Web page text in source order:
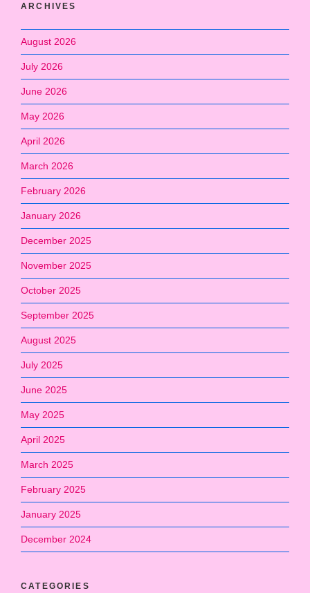
ARCHIVES
August 2026
July 2026
June 2026
May 2026
April 2026
March 2026
February 2026
January 2026
December 2025
November 2025
October 2025
September 2025
August 2025
July 2025
June 2025
May 2025
April 2025
March 2025
February 2025
January 2025
December 2024
CATEGORIES